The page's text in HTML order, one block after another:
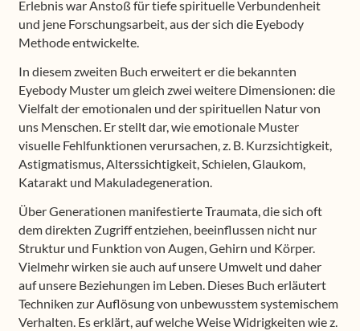
Erlebnis war Anstoß für tiefe spirituelle Verbundenheit
und jene Forschungsarbeit, aus der sich die Eyebody
Methode entwickelte.
In diesem zweiten Buch erweitert er die bekannten
Eyebody Muster um gleich zwei weitere Dimensionen: die
Vielfalt der emotionalen und der spirituellen Natur von
uns Menschen. Er stellt dar, wie emotionale Muster
visuelle Fehlfunktionen verursachen, z. B. Kurzsichtigkeit,
Astigmatismus, Alterssichtigkeit, Schielen, Glaukom,
Katarakt und Makuladegeneration.
Über Generationen manifestierte Traumata, die sich oft
dem direkten Zugriff entziehen, beeinflussen nicht nur
Struktur und Funktion von Augen, Gehirn und Körper.
Vielmehr wirken sie auch auf unsere Umwelt und daher
auf unsere Beziehungen im Leben. Dieses Buch erläutert
Techniken zur Auflösung von unbewusstem systemischem
Verhalten. Es erklärt, auf welche Weise Widrigkeiten wie z.